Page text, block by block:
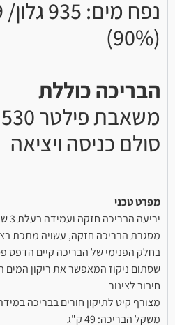
(90%)
הבריכה כוללת
משאבת פילטר 530 גלון
סולם כניסה ויציאה
מפרט טכני
יריעה הבריכה חזקה ועמידה בעלת 3 שכבות.
מסגרת הבריכה חזקה, עשויה מתכת
בחלק הפנימי של הבריכה קיים הדפס
שסתום ניקוז המאפשר את ריקון
חיבור לצינור
מצורף קיט לתיקון חורים בבריכה
משקל הבריכה: 49 ק"ג